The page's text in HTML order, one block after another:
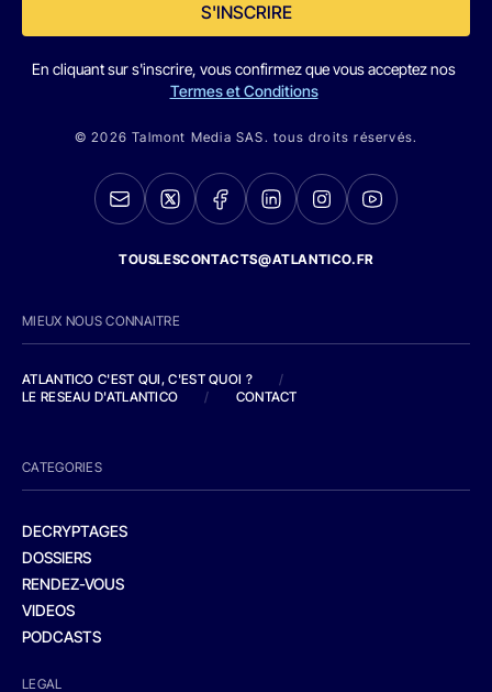
S'INSCRIRE
En cliquant sur s'inscrire, vous confirmez que vous acceptez nos
Termes et Conditions
© 2026 Talmont Media SAS. tous droits réservés.
TOUSLESCONTACTS@ATLANTICO.FR
MIEUX NOUS CONNAITRE
ATLANTICO C'EST QUI, C'EST QUOI ?
/
LE RESEAU D'ATLANTICO
/ CONTACT
CATEGORIES
DECRYPTAGES
DOSSIERS
RENDEZ-VOUS
VIDEOS
PODCASTS
LEGAL